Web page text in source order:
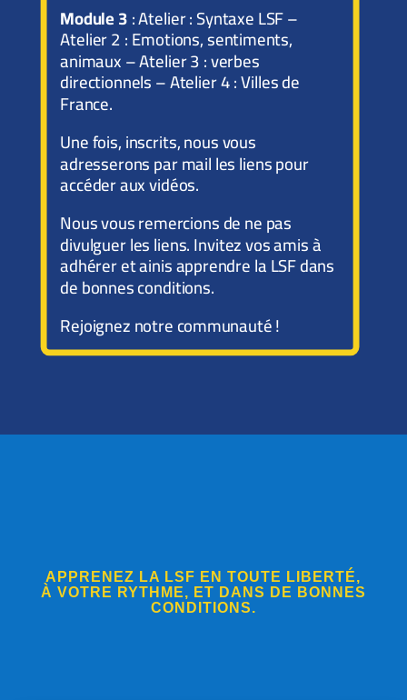
Module 3: Atelier : Syntaxe LSF –
Atelier 2 : Emotions, sentiments,
animaux – Atelier 3 : verbes
directionnels – Atelier 4 : Villes de
France.
Une fois, inscrits, nous vous
adresserons par mail les liens pour
accéder aux vidéos.
Nous vous remercions de ne pas
divulguer les liens. Invitez vos amis à
adhérer et ainis apprendre la LSF dans
de bonnes conditions.
Rejoignez notre communauté !
APPRENEZ LA LSF EN TOUTE LIBERTÉ,
À VOTRE RYTHME, ET DANS DE BONNES
CONDITIONS.